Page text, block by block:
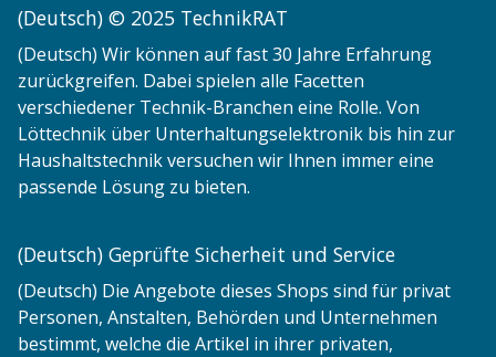
(Deutsch) © 2025 TechnikRAT
(Deutsch) Wir können auf fast 30 Jahre Erfahrung
zurückgreifen. Dabei spielen alle Facetten
verschiedener Technik-Branchen eine Rolle. Von
Löttechnik über Unterhaltungselektronik bis hin zur
Haushaltstechnik versuchen wir Ihnen immer eine
passende Lösung zu bieten.
(Deutsch) Geprüfte Sicherheit und Service
(Deutsch) Die Angebote dieses Shops sind für privat
Personen, Anstalten, Behörden und Unternehmen
bestimmt, welche die Artikel in ihrer privaten,